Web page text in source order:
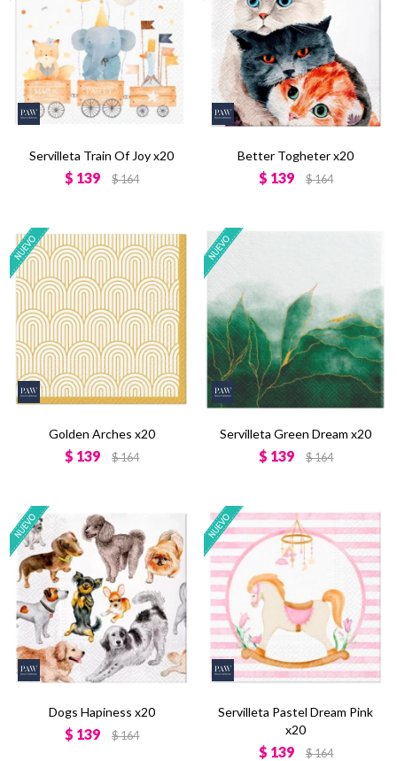
Servilleta Train Of Joy x20
$ 139 $164
Better Togheter x20
$ 139 $164
Golden Arches x20
$ 139 $164
Servilleta Green Dream x20
$ 139 $164
Dogs Hapiness x20
$ 139 $164
Servilleta Pastel Dream Pink
x20
$ 139 $164